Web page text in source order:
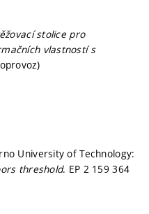
stolice pro
vlastností s
University of Technology:
threshold. EP 2 159 364